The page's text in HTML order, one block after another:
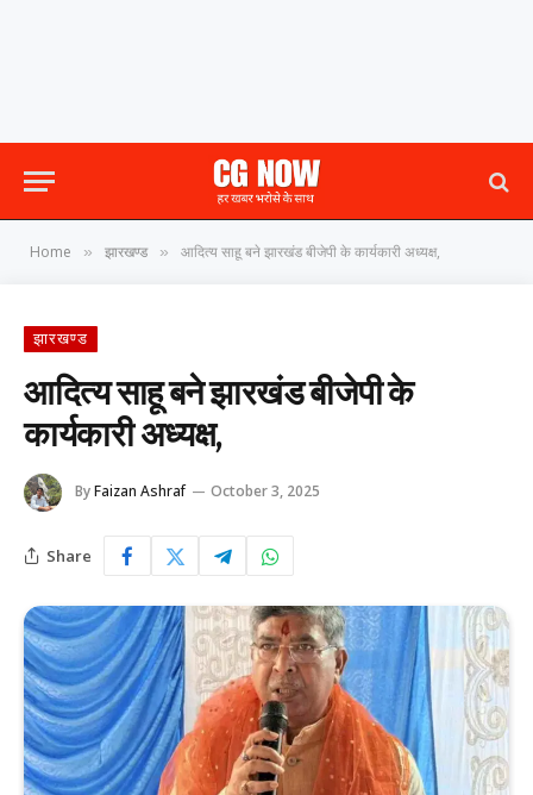
Home » झारखण्ड » आदित्य साहू बने झारखंड बीजेपी के कार्यकारी अध्यक्ष,
झारखण्ड
आदित्य साहू बने झारखंड बीजेपी के
कार्यकारी अध्यक्ष,
ByFaizan Ashraf October 3, 2025
Share